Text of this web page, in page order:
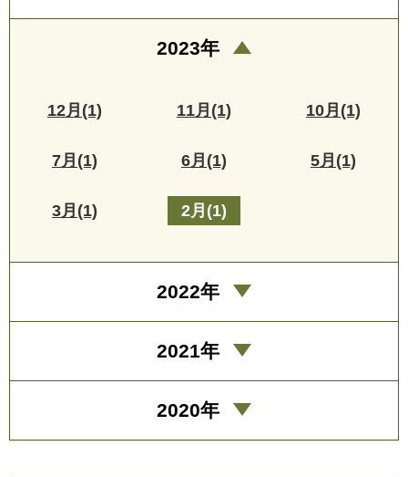
2023年
12月(1) 11月(1) 10月(1)
7月(1) 6月(1) 5月(1)
3月(1) 2月(1)
2022年
2021年
2020年